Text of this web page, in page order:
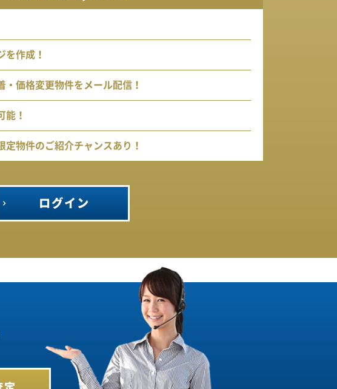
を作成！
・価格変更物件をメール配信！
能！
定物件のご紹介チャンスあり！
ログイン